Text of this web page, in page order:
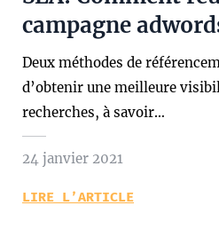
campagne
Deux méthodes de
d’obtenir une meilleure
recherches, à savoir…
24 janvier 2021
LIRE L’ARTICLE